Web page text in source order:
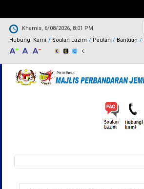
Khamis, 6/08/2026, 8:01 PM
Hubungi Kami
Soalan Lazim Pautan Bantuan
Borang carian